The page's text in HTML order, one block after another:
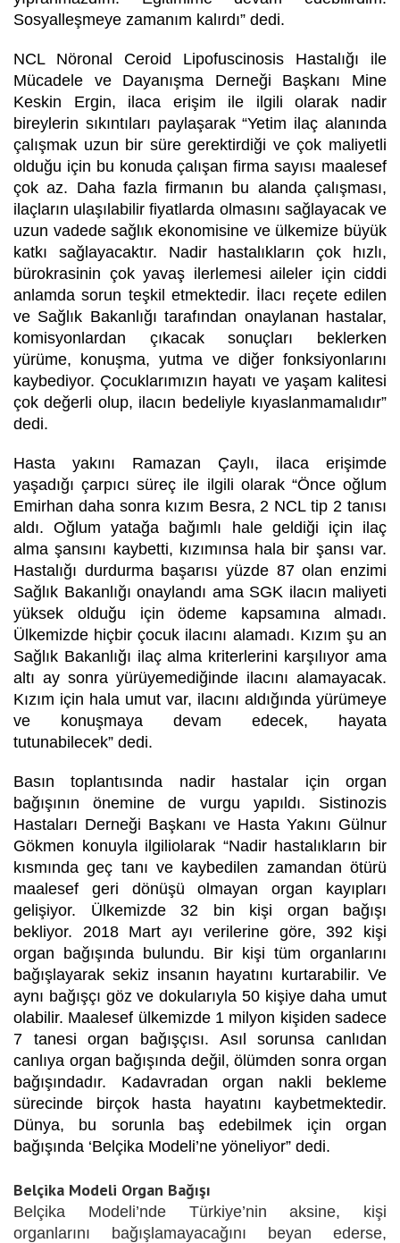
Sosyalleşmeye zamanım kalırdı” dedi.
NCL Nöronal Ceroid Lipofuscinosis Hastalığı ile
Mücadele ve Dayanışma Derneği Başkanı Mine
Keskin Ergin, ilaca erişim ile ilgili olarak nadir
bireylerin sıkıntıları paylaşarak “Yetim ilaç alanında
çalışmak uzun bir süre gerektirdiği ve çok maliyetli
olduğu için bu konuda çalışan firma sayısı maalesef
çok az. Daha fazla firmanın bu alanda çalışması,
ilaçların ulaşılabilir fiyatlarda olmasını sağlayacak ve
uzun vadede sağlık ekonomisine ve ülkemize büyük
katkı sağlayacaktır. Nadir hastalıkların çok hızlı,
bürokrasinin çok yavaş ilerlemesi aileler için ciddi
anlamda sorun teşkil etmektedir. İlacı reçete edilen
ve Sağlık Bakanlığı tarafından onaylanan hastalar,
komisyonlardan çıkacak sonuçları beklerken
yürüme, konuşma, yutma ve diğer fonksiyonlarını
kaybediyor. Çocuklarımızın hayatı ve yaşam kalitesi
çok değerli olup, ilacın bedeliyle kıyaslanmamalıdır”
dedi.
Hasta yakını Ramazan Çaylı, ilaca erişimde
yaşadığı çarpıcı süreç ile ilgili olarak “Önce oğlum
Emirhan daha sonra kızım Besra, 2 NCL tip 2 tanısı
aldı. Oğlum yatağa bağımlı hale geldiği için ilaç
alma şansını kaybetti, kızımınsa hala bir şansı var.
Hastalığı durdurma başarısı yüzde 87 olan enzimi
Sağlık Bakanlığı onaylandı ama SGK ilacın maliyeti
yüksek olduğu için ödeme kapsamına almadı.
Ülkemizde hiçbir çocuk ilacını alamadı. Kızım şu an
Sağlık Bakanlığı ilaç alma kriterlerini karşılıyor ama
altı ay sonra yürüyemediğinde ilacını alamayacak.
Kızım için hala umut var, ilacını aldığında yürümeye
ve konuşmaya devam edecek, hayata
tutunabilecek” dedi.
Basın toplantısında nadir hastalar için organ
bağışının önemine de vurgu yapıldı. Sistinozis
Hastaları Derneği Başkanı ve Hasta Yakını Gülnur
Gökmen konuyla ilgiliolarak “Nadir hastalıkların bir
kısmında geç tanı ve kaybedilen zamandan ötürü
maalesef geri dönüşü olmayan organ kayıpları
gelişiyor. Ülkemizde 32 bin kişi organ bağışı
bekliyor. 2018 Mart ayı verilerine göre, 392 kişi
organ bağışında bulundu. Bir kişi tüm organlarını
bağışlayarak sekiz insanın hayatını kurtarabilir. Ve
aynı bağışçı göz ve dokularıyla 50 kişiye daha umut
olabilir. Maalesef ülkemizde 1 milyon kişiden sadece
7 tanesi organ bağışçısı. Asıl sorunsa canlıdan
canlıya organ bağışında değil, ölümden sonra organ
bağışındadır. Kadavradan organ nakli bekleme
sürecinde birçok hasta hayatını kaybetmektedir.
Dünya, bu sorunla baş edebilmek için organ
bağışında ‘Belçika Modeli’ne yöneliyor” dedi.
Belçika Modeli Organ Bağışı
Belçika Modeli’nde Türkiye’nin aksine, kişi
organlarını bağışlamayacağını beyan ederse,